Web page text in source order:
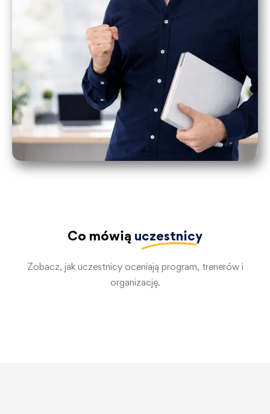
Co mówią uczestnicy
Zobacz, jak uczestnicy oceniają program, trenerów i
organizację.